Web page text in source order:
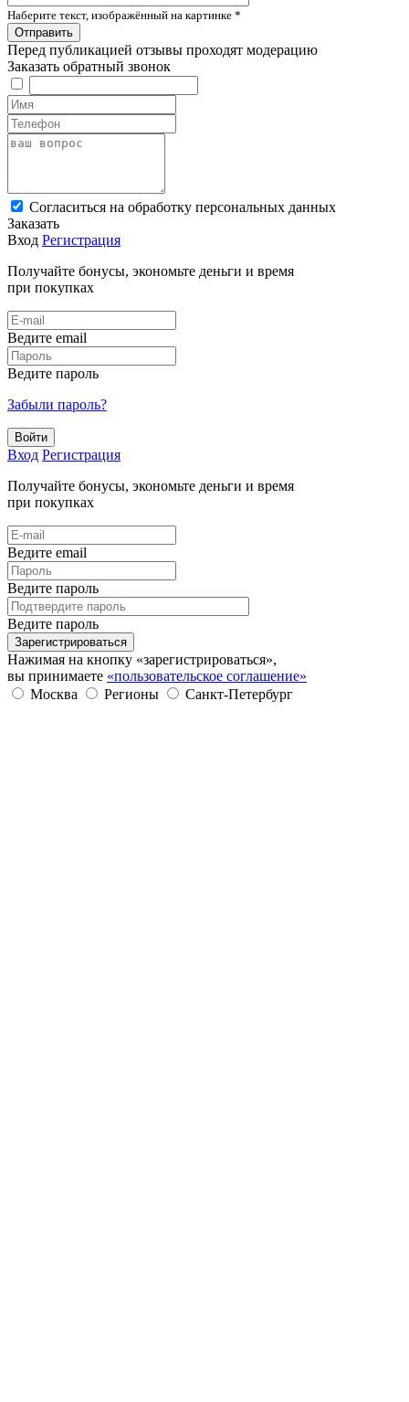
Наберите текст, изображённый на картинке *
Перед публикацией отзывы проходят модерацию
Заказать обратный звонок
Cогласиться на обработку персональных данных
Заказать
Вход Регистрация
Получайте бонусы, экономьте деньги и время
при покупках
Ведите email
Ведите пароль
Забыли пароль?
Войти
Вход Регистрация
Получайте бонусы, экономьте деньги и время
при покупках
Ведите email
Ведите пароль
Ведите пароль
Зарегистрироваться
Нажимая на кнопку «зарегистрироваться»,
вы принимаете «пользовательское соглашение»
Москва
Регионы Санкт-Петербург